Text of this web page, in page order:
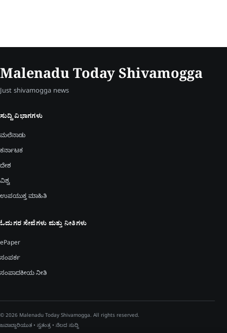
Malenadu Today Shivamogga
Just shivamogga news
ಸುದ್ದಿ ವಿಭಾಗಗಳು
ಮಲೆನಾಡು
ಕರ್ನಾಟಕ
ದೇಶ
ವಿಶ್ವ
ಉಪಯುಕ್ತ ಮಾಹಿತಿ
ಓದುಗರ ಸೇವೆಗಳು ಮತ್ತು ನೀತಿಗಳು
ePaper
ಸಂಪರ್ಕ
ಸಂಪಾದಕೀಯ ನೀತಿ
© 2026 Malenadu Today Shivamogga. All rights reserved.
ಜವಾಬ್ದಾರಿಯುತ • ಸ್ವತಂತ್ರ • ನೆಲದ ಸುದ್ದಿ